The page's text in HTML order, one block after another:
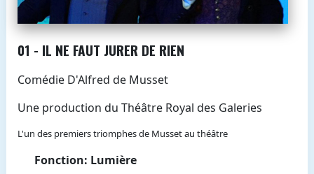
01 - IL NE FAUT JURER DE RIEN
Comédie D'Alfred de Musset
Une production du Théâtre Royal des Galeries
L'un des premiers triomphes de Musset au théâtre
Fonction: Lumière